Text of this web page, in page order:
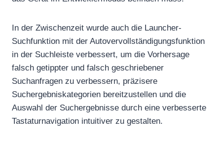
In der Zwischenzeit wurde auch die Launcher-
Suchfunktion mit der Autovervollständigungsfunktion
in der Suchleiste verbessert, um die Vorhersage
falsch getippter und falsch geschriebener
Suchanfragen zu verbessern, präzisere
Suchergebniskategorien bereitzustellen und die
Auswahl der Suchergebnisse durch eine verbesserte
Tastaturnavigation intuitiver zu gestalten.